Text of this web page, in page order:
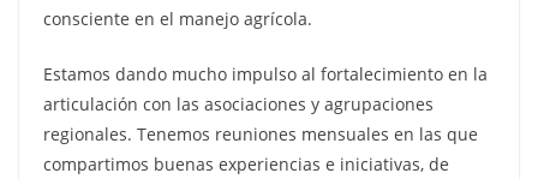
consciente en el manejo agrícola.
Estamos dando mucho impulso al fortalecimiento en la
articulación con las asociaciones y agrupaciones
regionales. Tenemos reuniones mensuales en las que
compartimos buenas experiencias e iniciativas, de